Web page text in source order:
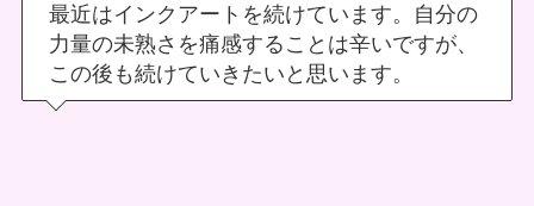
最近はインクアートを続けています。自分の
力量の未熟さを痛感することは辛いですが、
この後も続けていきたいと思います。